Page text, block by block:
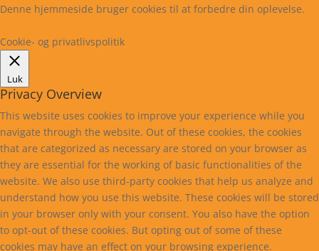
Denne hjemmeside bruger cookies til at forbedre din oplevelse.
Cookie- og privatlivspolitik
Luk
Privacy Overview
This website uses cookies to improve your experience while you
navigate through the website. Out of these cookies, the cookies
that are categorized as necessary are stored on your browser as
they are essential for the working of basic functionalities of the
website. We also use third-party cookies that help us analyze and
understand how you use this website. These cookies will be stored
in your browser only with your consent. You also have the option
to opt-out of these cookies. But opting out of some of these
cookies may have an effect on your browsing experience.